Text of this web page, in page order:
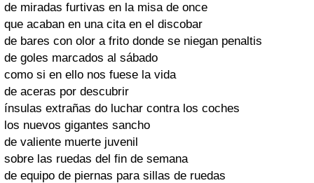
de miradas furtivas en la misa de once
que acaban en una cita en el discobar
de bares con olor a frito donde se niegan penaltis
de goles marcados al sábado
como si en ello nos fuese la vida
de aceras por descubrir
ínsulas extrañas do luchar contra los coches
los nuevos gigantes sancho
de valiente muerte juvenil
sobre las ruedas del fin de semana
de equipo de piernas para sillas de ruedas